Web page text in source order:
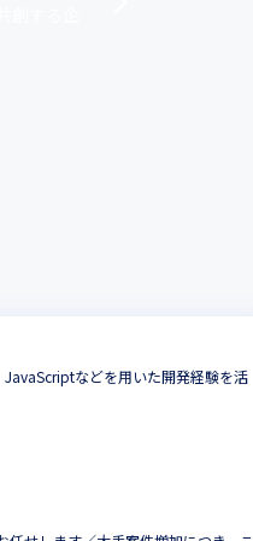
などを用いた開発経験を活